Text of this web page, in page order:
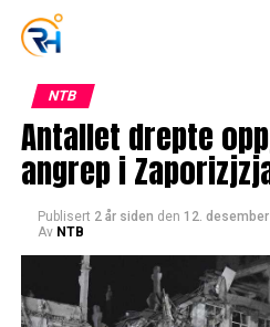
NTB
Antallet drepte
angrep i
Publisert 2 år siden den 12.
Av NTB